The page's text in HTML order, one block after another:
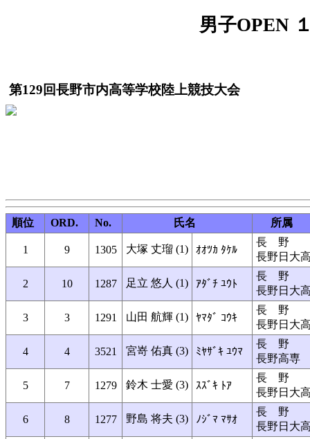
男子OPEN
第129回長野市内高等学校陸上競技大会
順位 ORD. No. 氏名 所属
1 9 1305 大塚 丈瑠 (1) ｵｵﾂｶ ﾀｹﾙ
長 野
長野日大
2 10 1287 足立 悠人 (1) ｱﾀﾞﾁ ﾕｳﾄ
長 野
長野日大
3 3 1291 山田 航輝 (1) ﾔﾏﾀﾞ ｺｳｷ
長 野
長野日大
4 4 3521 宮嵜 佑真 (3) ﾐﾔｻﾞｷ ﾕｳﾏ
長 野
長野高専
5 7 1279 鈴木 士愛 (3) ｽｽﾞｷ ﾄｱ
長 野
長野日大
6 8 1277 野島 将夫 (3) ﾉｼﾞﾏ ﾏｻｵ
長 野
長野日大